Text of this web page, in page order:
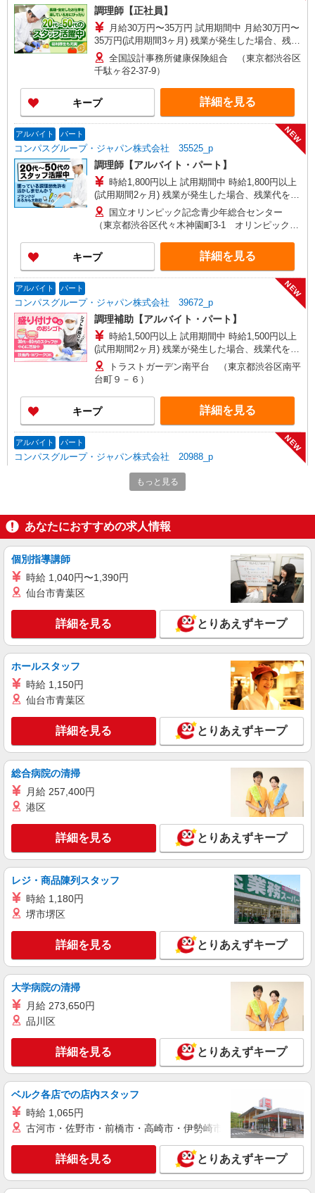
調理師【正社員】
月給30万円〜35万円 試用期間中 月給30万円〜
35万円(試用期間3ヶ月) 残業が発生した場合、残業
代を1分単位で別途支給します。 ※給与は経験や
前職給与に応じて決定します。
全国設計事務所健康保険組合 （東京都渋谷区
千駄ヶ谷2-37-9）
キープ 詳細を見る
アルバイト パート
コンパスグループ・ジャパン株式会社 35525_p
NEW
調理師【アルバイト・パート】
時給1,800円以上 試用期間中 時給1,800円以上
(試用期間2ヶ月) 残業が発生した場合、残業代を1
分単位で別途支給します。
国立オリンピック記念青少年総合センター
（東京都渋谷区代々木神園町3-1 オリンピック記
キープ 詳細を見る
アルバイト パート
コンパスグループ・ジャパン株式会社 39672_p
NEW
調理補助【アルバイト・パート】
時給1,500円以上 試用期間中 時給1,500円以上
(試用期間2ヶ月) 残業が発生した場合、残業代を1
分単位で別途支給します。
トラストガーデン南平台 （東京都渋谷区南平
台町９－６）
キープ 詳細を見る
アルバイト パート
コンパスグループ・ジャパン株式会社 20988_p
NEW
調理補助【アルバイト・パート】
時給1,350円以上 試用期間中 時給1,350円以上
分単位で別途支給します。
ＳＵＢＡＲＵ本社 （東京都渋谷区恵比寿1-
20-8）
詳細を見る
正社員
コンパスグループ・ジャパン株式会社 39672_f
NEW
シェフ【正社員】
月給28万円〜33万円 試用期間中 月給28万円〜
本給12ヵ月＋賞与） 3,780,000〜4,620,000円 ▼
想定年収（理論年収＋残業20H/月）
4,250,930〜5,195,581円 ※給与は経験や前職給与
に応じて決定します。
トラストガーデン南平台 （東京都渋谷区南平
キープ 詳細を見る
アルバイト パート
コンパスグループ・ジャパン株式会社 21051_p
NEW
分単位で別途支給します。
全国設計事務所健康保険組合 （東京都渋谷区
千駄ヶ谷2-37-9）
キープ 詳細を見る
パート
ツクイ渋谷桜丘（デイサービス）
デイサービス 調理スタッフ（ミールケアクル
ー）
時給1,226円〜1,270円 ★土・祝日は時給100円
アップ！ ※給与幅は資格・経験等による
詳細を見る
株式会社ニッコクトラスト 文化学園（281）
大学・専門学校内食堂の調理補助
時給1,246円 ※詳細は面接の際にご説明いたし
ます 【試用期間】 試用期間：有（2ヶ月） 試用期
間中の労働条件：変更なし
詳細を見る
もっと見る
あなたにおすすめの求人情報
個別指導講師
時給 1,040円〜1,390円
仙台市青葉区
詳細を見る とりあえずキープ
ホールスタッフ
時給 1,150円
仙台市青葉区
詳細を見る とりあえずキープ
総合病院の清掃
月給 257,400円
港区
詳細を見る とりあえずキープ
レジ・商品陳列スタッフ
時給 1,180円
堺市堺区
詳細を見る とりあえずキープ
大学病院の清掃
月給 273,650円
品川区
詳細を見る とりあえずキープ
ベルク各店での店内スタッフ
時給 1,065円
古河市・佐野市・前橋市・高崎市・伊勢崎市・太田市・館林市
詳細を見る とりあえずキープ